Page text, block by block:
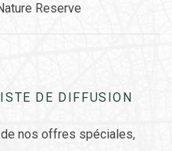
Reserve
DE DIFFUSION
nos offres spéciales,